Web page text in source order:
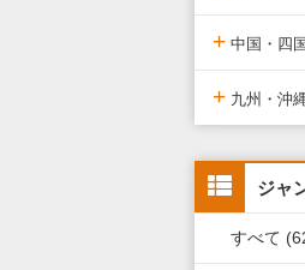
五反田
新橋・
上野・
神奈川県
千葉県
大阪府
京都府
東海・
愛知県
北海道
北海道
+ 中国・四
中国・
+ 九州・沖
ジャ
すべて